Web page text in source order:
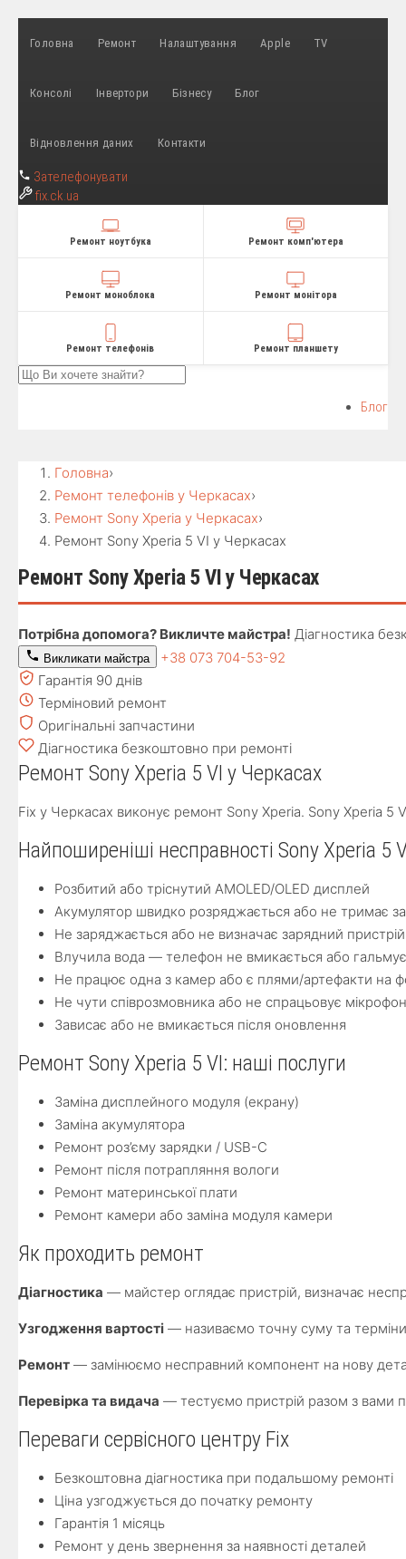
Головна Ремонт Налаштування Apple TV
Консолі Інвертори Бізнесу Блог
Відновлення даних Контакти
Зателефонувати
fix.ck.ua
Ремонт ноутбука Ремонт комп'ютера
Ремонт моноблока Ремонт монітора
Ремонт телефонів Ремонт планшету
Блог
Головна›
Ремонт телефонів у Черкасах›
Ремонт Sony Xperia у Черкасах›
Ремонт Sony Xperia 5 VI у Черкасах
Ремонт Sony Xperia 5 VI у Черкасах
Потрібна допомога? Викличте майстра! Діагностика
Викликати майстра
+38 073 704-53-92
Гарантія 90 днів
Терміновий ремонт
Оригінальні запчастини
Діагностика безкоштовно при ремонті
Ремонт Sony Xperia 5 VI у Черкасах
Fix у Черкасах виконує ремонт Sony Xperia. Sony Xperia
Найпоширеніші несправності Sony Xperia 5
Розбитий або тріснутий AMOLED/OLED дисплей
Акумулятор швидко розряджається або не тримає
Не заряджається або не визначає зарядний пристрій
Влучила вода — телефон не вмикається або гальмує
Не працює одна з камер або є плями/артефакти на
Не чути співрозмовника або не спрацьовує мікрофон
Зависає або не вмикається після оновлення
Ремонт Sony Xperia 5 VI: наші послуги
Заміна дисплейного модуля (екрану)
Заміна акумулятора
Ремонт роз’єму зарядки / USB-C
Ремонт після потрапляння вологи
Ремонт материнської плати
Ремонт камери або заміна модуля камери
Як проходить ремонт
Діагностика — майстер оглядає пристрій, визначає
Узгодження вартості — називаємо точну суму та
Ремонт — замінюємо несправний компонент на нову
Перевірка та видача — тестуємо пристрій разом з вами
Переваги сервісного центру Fix
Безкоштовна діагностика при подальшому ремонті
Ціна узгоджується до початку ремонту
Гарантія 1 місяць
Ремонт у день звернення за наявності деталей